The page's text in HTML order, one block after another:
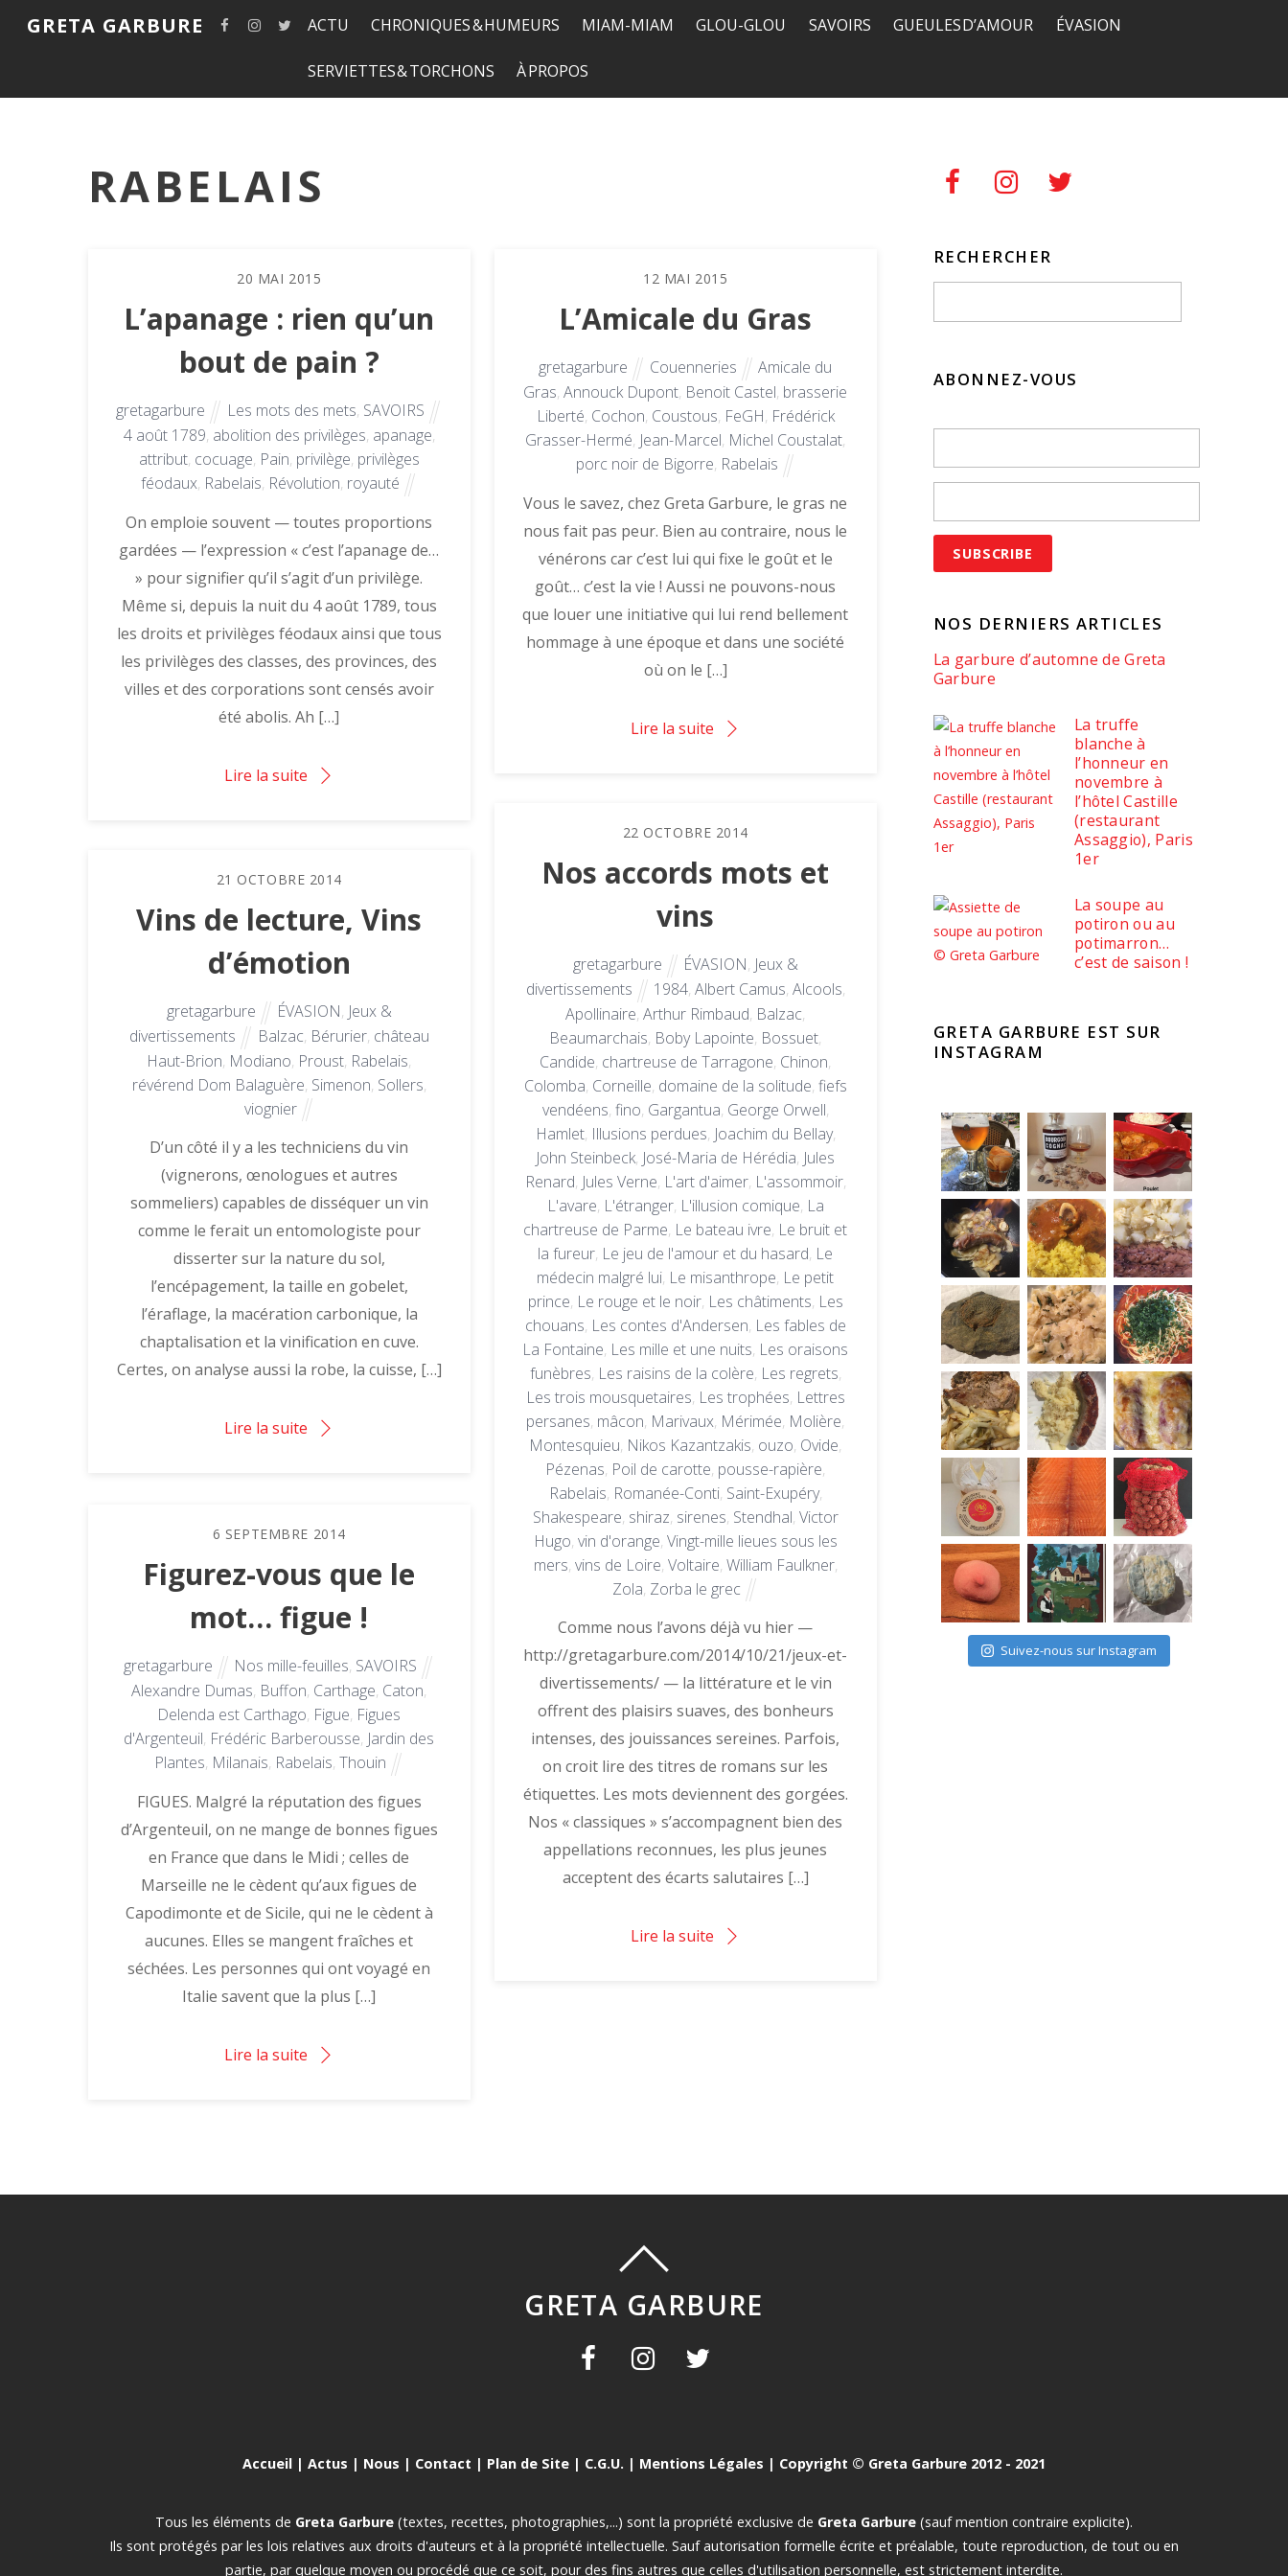
GRETA GARBURE ACTU CHRONIQUES & HUMEURS MIAM-MIAM GLOU-GLOU SAVOIRS GUEULES D’AMOUR ÉVASION
SERVIETTES & TORCHONS À PROPOS
RABELAIS
20 MAI 2015
L’apanage : rien qu’un
bout de pain ?
gretagarbure Les mots des mets, SAVOIRS
4 août 1789, abolition des privilèges, apanage,
attribut, cocuage, Pain, privilège, privilèges
féodaux, Rabelais, Révolution, royauté
On emploie souvent — toutes proportions
gardées — l’expression « c’est l’apanage de…
» pour signifier qu’il s’agit d’un privilège.
Même si, depuis la nuit du 4 août 1789, tous
les droits et privilèges féodaux ainsi que tous
les privilèges des classes, des provinces, des
villes et des corporations sont censés avoir
été abolis. Ah […]
Lire la suite
12 MAI 2015
L’Amicale du Gras
gretagarbure Couenneries
Amicale du
Gras,Annouck Dupont, Benoit Castel, brasserie
Liberté, Cochon, Coustous, FeGH, Frédérick
Grasser-Hermé, Jean-Marcel, Michel Coustalat,
porc noir de Bigorre, Rabelais
Vous le savez, chez Greta Garbure, le gras ne
nous fait pas peur. Bien au contraire, nous le
vénérons car c’est lui qui fixe le goût et le
goût… c’est la vie ! Aussi ne pouvons-nous
que louer une initiative qui lui rend bellement
hommage à une époque et dans une société
où on le […]
Lire la suite
22 OCTOBRE 2014
Nos accords mots et
vins
gretagarbure ÉVASION, Jeux &
divertissements
1984,Albert Camus,Alcools,
Apollinaire,Arthur Rimbaud, Balzac,
Beaumarchais, Boby Lapointe, Bossuet,
Candide, chartreuse de Tarragone, Chinon,
Colomba, Corneille, domaine de la solitude, fiefs
vendéens, fino, Gargantua, George Orwell,
Hamlet, Illusions perdues, Joachim du Bellay,
John Steinbeck, José-Maria de Hérédia, Jules
Renard, Jules Verne, L'art d'aimer, L'assommoir,
L'avare, L'étranger, L'illusion comique, La
chartreuse de Parme, Le bateau ivre, Le bruit et
la fureur, Le jeu de l'amour et du hasard, Le
médecin malgré lui, Le misanthrope, Le petit
prince, Le rouge et le noir, Les châtiments, Les
chouans, Les contes d'Andersen, Les fables de
La Fontaine, Les mille et une nuits, Les oraisons
funèbres, Les raisins de la colère, Les regrets,
Les trois mousquetaires, Les trophées, Lettres
persanes, mâcon, Marivaux, Mérimée, Molière,
Montesquieu, Nikos Kazantzakis, ouzo, Ovide,
Pézenas, Poil de carotte, pousse-rapière,
Rabelais, Romanée-Conti, Saint-Exupéry,
Shakespeare, shiraz, sirenes, Stendhal, Victor
Hugo, vin d'orange, Vingt-mille lieues sous les
mers, vins de Loire, Voltaire, William Faulkner,
Zola, Zorba le grec
Comme nous l’avons déjà vu hier —
http://gretagarbure.com/2014/10/21/jeux-et-
divertissements/ — la littérature et le vin
offrent des plaisirs suaves, des bonheurs
intenses, des jouissances sereines. Parfois,
on croit lire des titres de romans sur les
étiquettes. Les mots deviennent des gorgées.
Nos « classiques » s’accompagnent bien des
appellations reconnues, les plus jeunes
acceptent des écarts salutaires […]
Lire la suite
21 OCTOBRE 2014
Vins de lecture, Vins
d’émotion
gretagarbure ÉVASION, Jeux &
divertissements
Balzac, Bérurier, château
Haut-Brion, Modiano, Proust, Rabelais,
révérend Dom Balaguère, Simenon, Sollers,
viognier
D’un côté il y a les techniciens du vin
(vignerons, œnologues et autres
sommeliers) capables de disséquer un vin
comme le ferait un entomologiste pour
disserter sur la nature du sol,
l’encépagement, la taille en gobelet,
l’éraflage, la macération carbonique, la
chaptalisation et la vinification en cuve.
Certes, on analyse aussi la robe, la cuisse, […]
Lire la suite
6 SEPTEMBRE 2014
Figurez-vous que le
mot… figue !
gretagarbure Nos mille-feuilles, SAVOIRS
Alexandre Dumas, Buffon, Carthage, Caton,
Delenda est Carthago, Figue, Figues
d'Argenteuil, Frédéric Barberousse, Jardin des
Plantes, Milanais, Rabelais, Thouin
FIGUES. Malgré la réputation des figues
d’Argenteuil, on ne mange de bonnes figues
en France que dans le Midi ; celles de
Marseille ne le cèdent qu’aux figues de
Capodimonte et de Sicile, qui ne le cèdent à
aucunes. Elles se mangent fraîches et
séchées. Les personnes qui ont voyagé en
Italie savent que la plus […]
Lire la suite
RECHERCHER
ABONNEZ-VOUS
NOS DERNIERS ARTICLES
La garbure d’automne de Greta
Garbure
La truffe
blanche à
l’honneur en
novembre à
l’hôtel Castille
(restaurant
Assaggio), Paris
1er
La soupe au
potiron ou au
potimarron…
c’est de saison !
GRETA GARBURE EST SUR
INSTAGRAM
Suivez-nous sur Instagram
GRETA GARBURE
Accueil | Actus | Nous | Contact | Plan de Site | C.G.U. | Mentions Légales | Copyright © Greta Garbure 2012 - 2021
Tous les éléments de Greta Garbure (textes, recettes, photographies,...) sont la propriété exclusive de Greta Garbure (sauf mention contraire explicite).
Ils sont protégés par les lois relatives aux droits d'auteurs et à la propriété intellectuelle. Sauf autorisation formelle écrite et préalable, toute reproduction, de tout ou en
partie, par quelque moyen ou procédé que ce soit, pour des fins autres que celles d'utilisation personnelle, est strictement interdite.